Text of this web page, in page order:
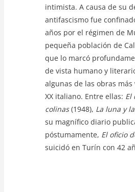
intimista. A causa de su
antifascismo fue
años por el régimen de
pequeña población de
que lo marcó
de vista humano y
algunas de las obras
XX italiano. Entre ellas: El
colinas(1948), La luna y
su magnífico diario
póstumamente, El oficio
suicidó en Turín con 42